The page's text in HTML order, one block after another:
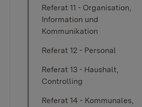
Referat 11 - Organisation,
Information und
Kommunikation
Referat 12 - Personal
Referat 13 - Haushalt,
Controlling
Referat 14 - Kommunales,